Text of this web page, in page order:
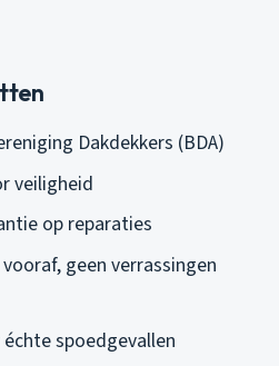
Dakdekkers (BDA)
veiligheid
op reparaties
geen verrassingen
spoedgevallen